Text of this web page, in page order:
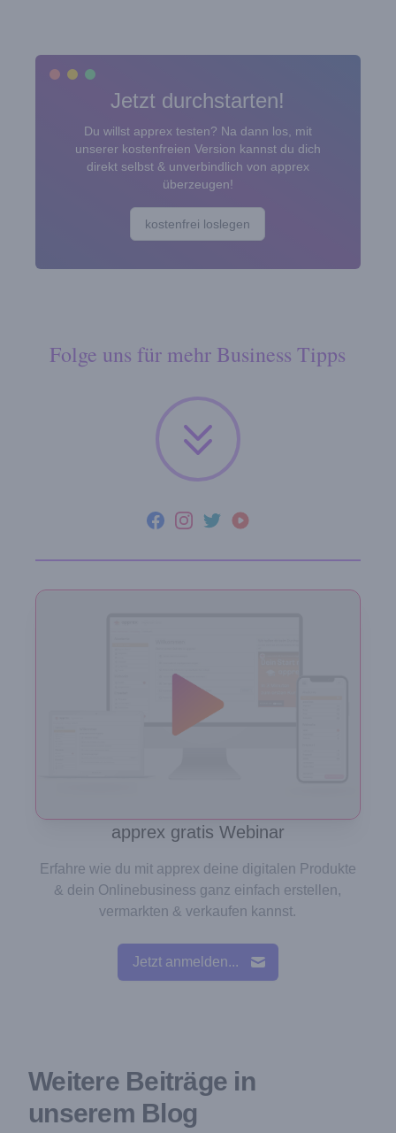
Jetzt durchstarten!
Du willst apprex testen? Na dann los, mit
unserer kostenfreien Version kannst du dich
direkt selbst & unverbindlich von apprex
überzeugen!
kostenfrei loslegen
Folge uns für mehr Business Tipps
Facebook
Instagram
TwitterYouTube
apprex gratis Webinar
Erfahre wie du mit apprex deine digitalen Produkte
& dein Onlinebusiness ganz einfach erstellen,
vermarkten & verkaufen kannst.
Jetzt anmelden...
Weitere Beiträge in
unserem Blog